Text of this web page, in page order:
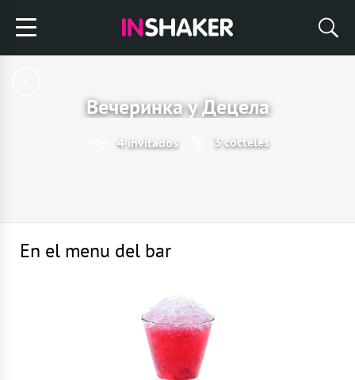
Вечеринка у Децела
4 invitados 3 cócteles
En el menu del bar